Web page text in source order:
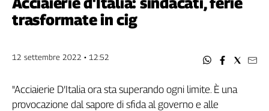
Filcams
Filctem
Filt
Fisac
Flai
trasformate in cig
12 settembre 2022 • 12:52
"Acciaierie D’Italia ora sta superando ogni limite. È una
provocazione dal sapore di sfida al governo e alle